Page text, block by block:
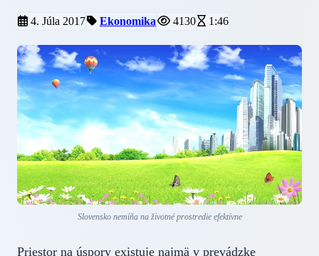
4. Júla 2017 Ekonomika 4130 1:46
Slovensko nemíňa na životné prostredie efektívne
Priestor na úspory existuje najmä v prevádzke